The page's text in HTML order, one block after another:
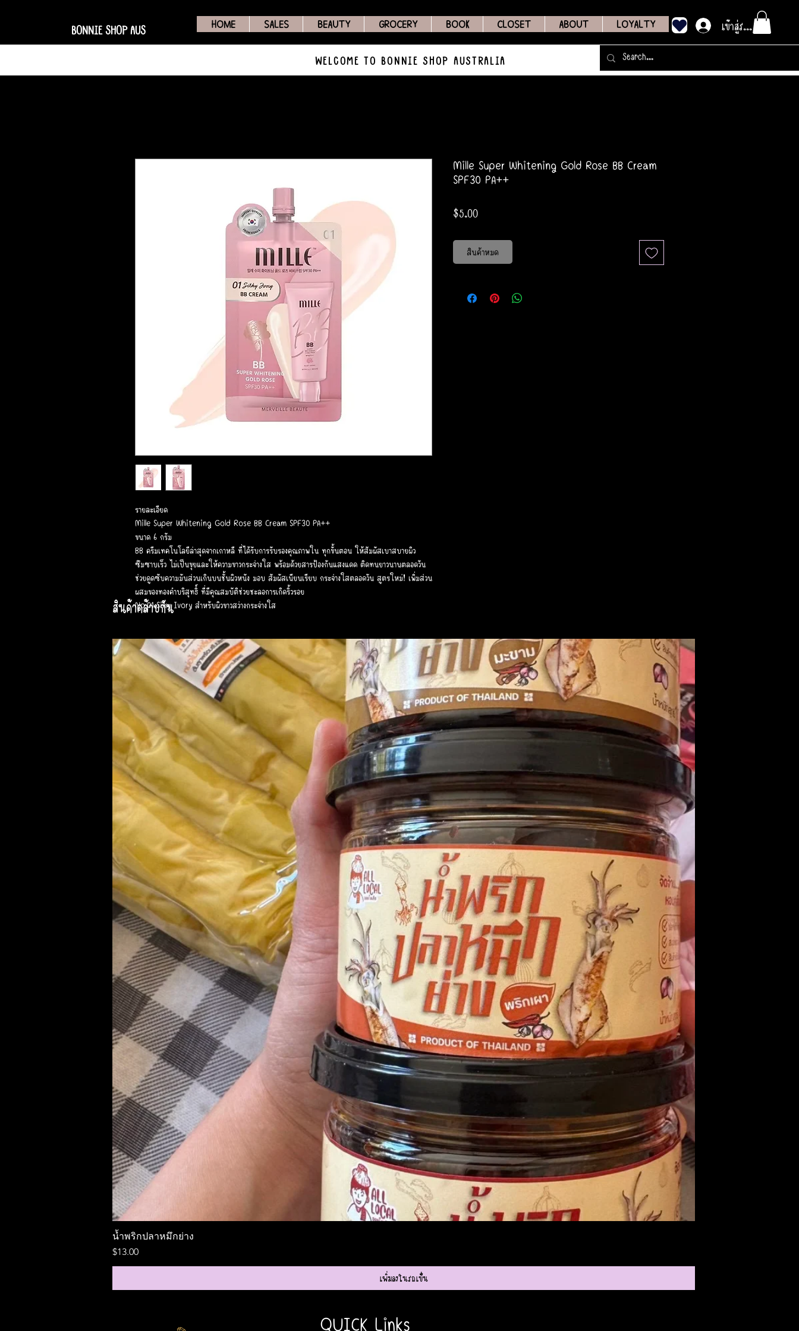
BONNIE SHOP AUS HOME SALES BEAUTY GROCERY BOOK CLOSET ABOUT LOYALTY เข้าสู่ระบบ
WELCOME TO BONNIE SHOP AUSTRALIA
รายละเอียด
Mille Super Whitening Gold Rose BB Cream SPF30 PA++
ขนาด 6 กรัม
BB ครีมเทคโนโลยีล่าสุดจากเกาหลี ที่ได้รับการรับรองคุณภาพใน ทุกขั้นตอน ให้สัมผัสเบาสบายผิว
ซึมซาบเร็ว ไม่เป็นขุยและให้ความขาวกระจ่างใส พร้อมด้วยสารป้องกันแสงแดด ติดทนยาวนานตลอดวัน
ช่วยดูดซับความมันส่วนเกินบนชั้นผิวหนัง มอบ สัมผัสเนียนเรียบ กระจ่างใสตลอดวัน สูตรใหม่! เพิ่มส่วน
ผสมของทองคำบริสุทธิ์ ที่มีคุณสมบัติช่วยชะลอการเกิดริ้วรอย
No.01 Silky Ivory สำหรับผิวขาวสว่างกระจ่างใส
Mille Super Whitening Gold Rose BB Cream
SPF30 PA++
$5.00ราคา
สินค้าหมด
สินค้าคล้ายกัน
น้ำพริกปลาหมึกย่าง
ราคา
$13.00
เพิ่มลงในรถเข็น
QUICK Links